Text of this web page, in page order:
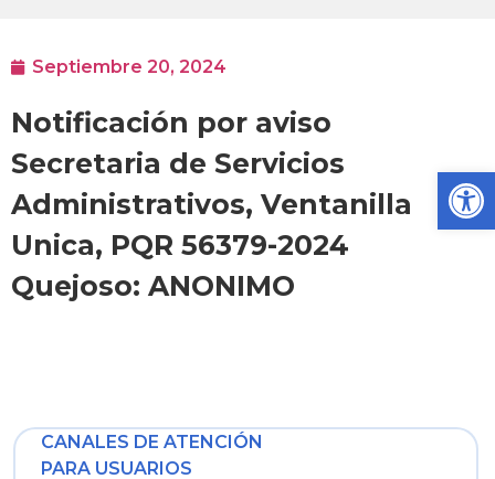
Septiembre 20, 2024
Notificación por aviso
Secretaria de Servicios
Administrativos, Ventanilla
Unica, PQR 56379-2024
Quejoso: ANONIMO
CANALES DE ATENCIÓN
PARA USUARIOS